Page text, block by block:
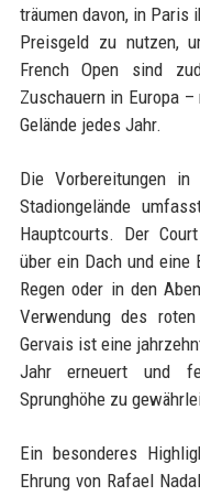
träumen davon, in Paris
Preisgeld zu nutzen,
French Open sind
Zuschauern in Europa
Gelände jedes Jahr.
Die Vorbereitungen
Stadiongelände
Hauptcourts. Der
über ein Dach und eine
Regen oder in den
Verwendung des
Gervais ist eine
Jahr erneuert und
Sprunghöhe zu
Ein besonderes
Ehrung von Rafael